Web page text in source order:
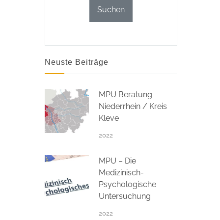
Neuste Beiträge
MPU Beratung
Niederrhein / Kreis
Kleve
2022
MPU – Die
Medizinisch-
Psychologische
Untersuchung
2022